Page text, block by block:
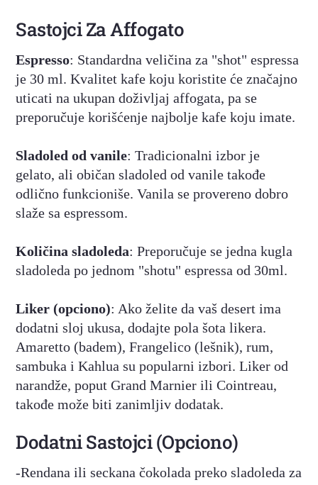
Sastojci Za Affogato
Espresso: Standardna veličina za "shot" espressa
je 30 ml. Kvalitet kafe koju koristite će značajno
uticati na ukupan doživljaj affogata, pa se
preporučuje korišćenje najbolje kafe koju imate.
Sladoled od vanile: Tradicionalni izbor je
gelato, ali običan sladoled od vanile takođe
odlično funkcioniše. Vanila se provereno dobro
slaže sa espressom.
Količina sladoleda: Preporučuje se jedna kugla
sladoleda po jednom "shotu" espressa od 30ml.
Liker (opciono): Ako želite da vaš desert ima
dodatni sloj ukusa, dodajte pola šota likera.
Amaretto (badem), Frangelico (lešnik), rum,
sambuka i Kahlua su popularni izbori. Liker od
narandže, poput Grand Marnier ili Cointreau,
takođe može biti zanimljiv dodatak.
Dodatni Sastojci (opciono)
‍-Rendana ili seckana čokolada preko sladoleda za